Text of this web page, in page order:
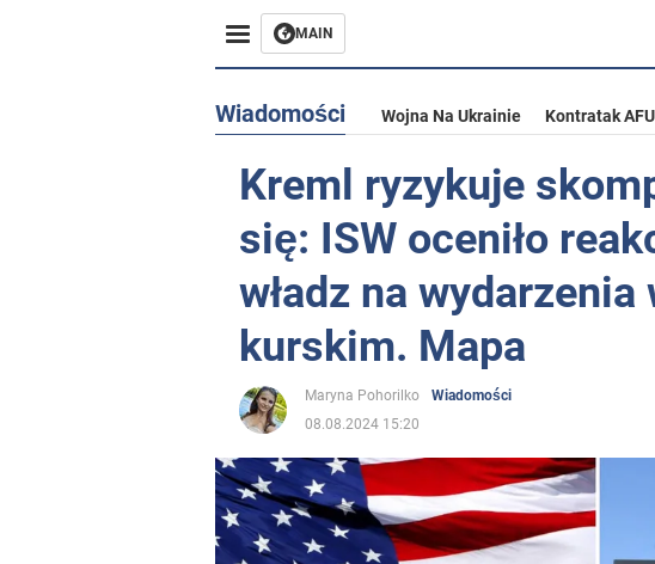
MAIN
Wiadomości Wojna Na Ukrainie Kontratak AFU
Kreml ryzykuje
się: ISW oceniło
władz na
kurskim. Mapa
Maryna Pohorilko
Wiadomości
08.08.2024 15:20